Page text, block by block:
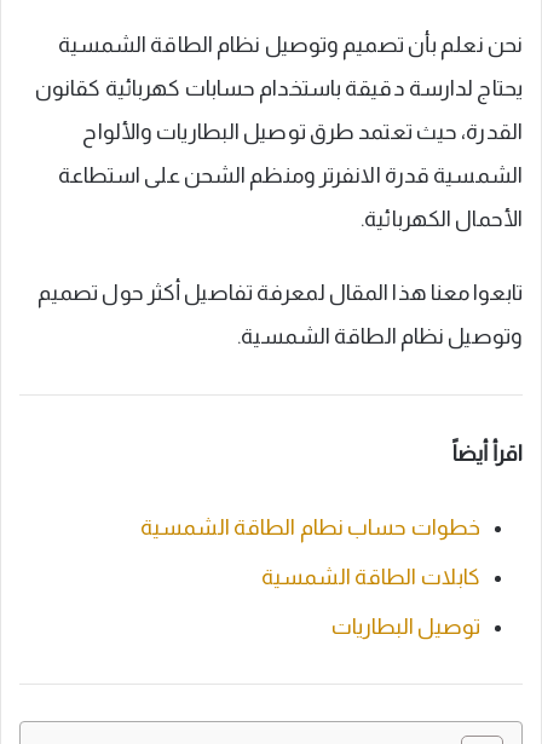
نحن نعلم بأن تصميم وتوصيل نظام الطاقة الشمسية
يحتاج لدارسة دقيقة باستخدام حسابات كهربائية كقانون
القدرة، حيث تعتمد طرق توصيل البطاريات والألواح
الشمسية قدرة الانفرتر ومنظم الشحن على استطاعة
الأحمال الكهربائية.
تابعوا معنا هذا المقال لمعرفة تفاصيل أكثر حول تصميم
وتوصيل نظام الطاقة الشمسية.
اقرأ أيضاً
خطوات حساب نطام الطاقة الشمسية
كابلات الطاقة الشمسية
توصيل البطاريات